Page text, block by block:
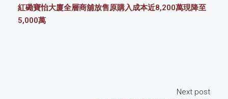
紅磡寶怡大廈全層商舖放售原購入成本近8,200萬現降至
5,000萬
Next post